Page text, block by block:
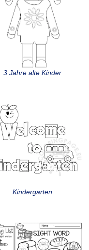
3 Jahre alte Kinder
Kindergarten